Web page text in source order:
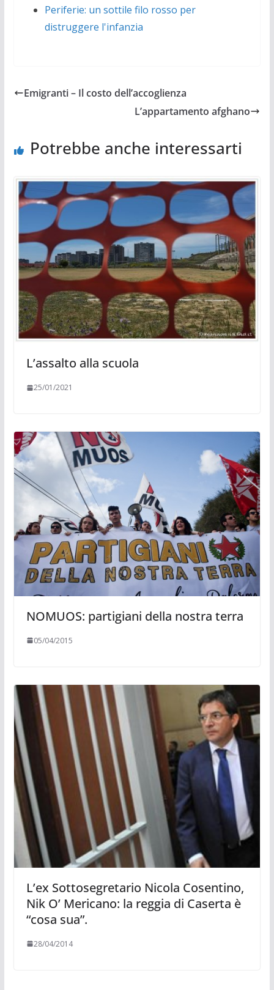
Periferie: un sottile filo rosso per
distruggere l'infanzia
Emigranti – Il costo dell’accoglienza
L’appartamento afghano
Potrebbe anche interessarti
L’assalto alla scuola
25/01/2021
NOMUOS: partigiani della nostra terra
05/04/2015
L’ex Sottosegretario Nicola Cosentino,
Nik O’ Mericano: la reggia di Caserta è
“cosa sua”.
28/04/2014